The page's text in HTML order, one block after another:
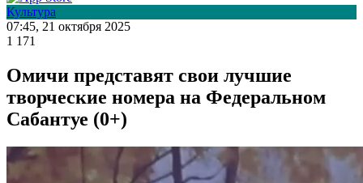
Культура
07:45, 21 октября 2025
1 171
Омичи представят свои лучшие
творческие номера на Федеральном
Сабантуе (0+)